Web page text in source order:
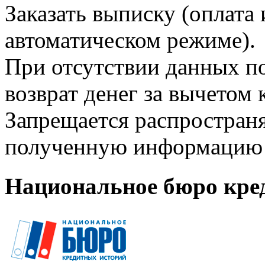
Заказать выписку
автоматическом режиме).
При отсутствии данных
возврат денег за
Запрещается
полученную информацию
Национальное бюро